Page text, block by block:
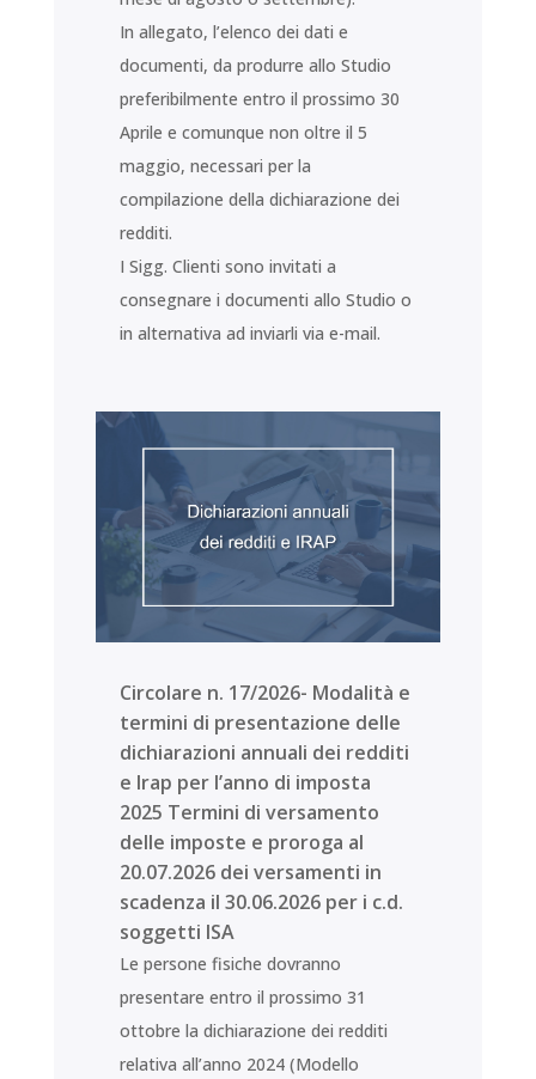
In allegato, l’elenco dei dati e
documenti, da produrre allo Studio
preferibilmente entro il prossimo 30
Aprile e comunque non oltre il 5
maggio, necessari per la
compilazione della dichiarazione dei
redditi.
I Sigg. Clienti sono invitati a
consegnare i documenti allo Studio o
in alternativa ad inviarli via e-mail.
Circolare n. 17/2026- Modalità e
termini di presentazione delle
dichiarazioni annuali dei redditi
e Irap per l’anno di imposta
2025 Termini di versamento
delle imposte e proroga al
20.07.2026 dei versamenti in
scadenza il 30.06.2026 per i c.d.
soggetti ISA
Le persone fisiche dovranno
presentare entro il prossimo 31
ottobre la dichiarazione dei redditi
relativa all’anno 2024 (Modello